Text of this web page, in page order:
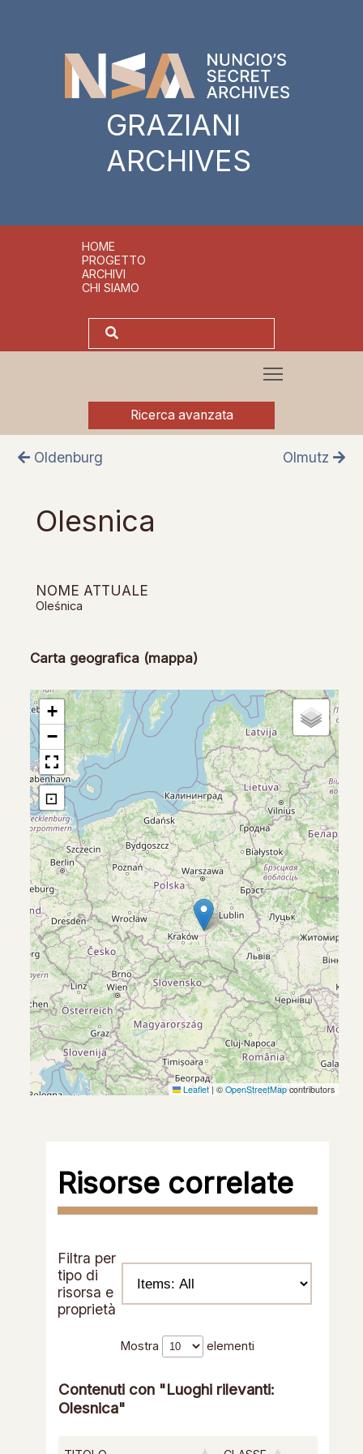
GRAZIANI
ARCHIVES
HOME
PROGETTO
ARCHIVI
CHI SIAMO
Ricerca avanzata
Oldenburg Olmutz
Risorse correlate
Filtra per
tipo di
risorsa e
proprietà
Mostra elementi
Contenuti con "Luoghi rilevanti:
Olesnica"
Olesnica
NOME ATTUALE
Oleśnica
Carta geografica (mappa)
+
−
⊡
Leaflet | ©OpenStreetMapcontributors